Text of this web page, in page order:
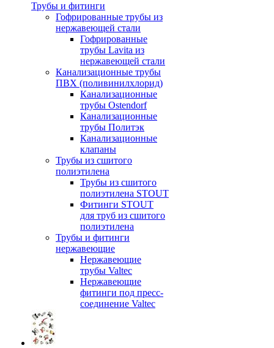
Трубы и фитинги
Гофрированные трубы из
нержавеющей стали
Гофрированные
трубы Lavita из
нержавеющей стали
Канализационные трубы
ПВХ (поливинилхлорид)
Канализационные
трубы Ostendorf
Канализационные
трубы Политэк
Канализационные
клапаны
Трубы из сшитого
полиэтилена
Трубы из сшитого
полиэтилена STOUT
Фитинги STOUT
для труб из сшитого
полиэтилена
Трубы и фитинги
нержавеющие
Нержавеющие
трубы Valtec
Нержавеющие
фитинги под пресс-
соединение Valtec